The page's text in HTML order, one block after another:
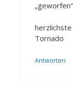
Tornado
Antworten